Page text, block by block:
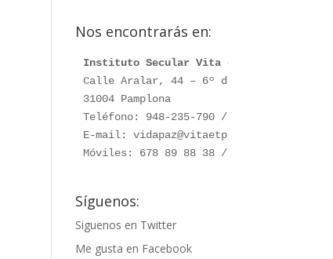
Nos encontrarás en:
Instituto Secular Vita et Pax
Calle Aralar, 44 – 6º dcha.
31004 Pamplona
Teléfono: 948-235-790 / 948-230-787
E-mail: vidapaz@vitaetpax.org
Móviles: 678 89 88 38 /  660 76 91 28
Síguenos:
Siguenos en Twitter
Me gusta en Facebook